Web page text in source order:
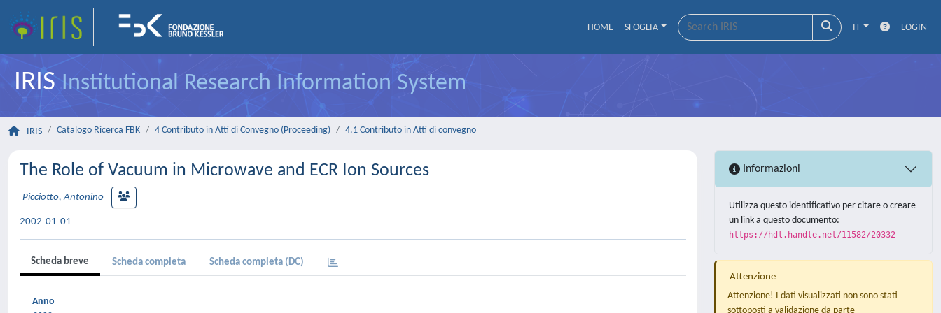
HOME SFOGLIA IT LOGIN
IRISInstitutional Research Information System
IRIS Catalogo Ricerca FBK 4 Contributo in Atti di Convegno (Proceeding) 4.1 Contributo in Atti di convegno
The Role of Vacuum in Microwave and ECR Ion Sources
Picciotto, Antonino
2002-01-01
Scheda breve Scheda completa Scheda completa (DC)
Anno
Informazioni
Utilizza questo identificativo per citare o creare
un link a questo documento:
https://hdl.handle.net/11582/20332
Attenzione
Attenzione! I dati visualizzati non sono stati
sottoposti a validazione da parte